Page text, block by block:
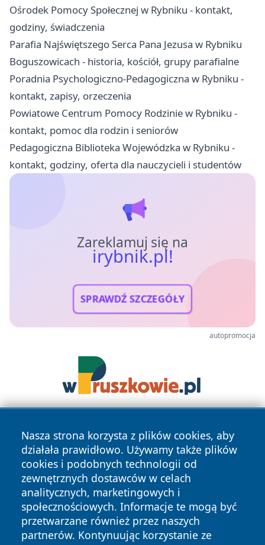
Ośrodek Pomocy Społecznej w Rybniku - kontakt,
godziny, świadczenia
Parafia Najświętszego Serca Pana Jezusa w Rybniku
Boguszowicach - historia, kościół, grupy parafialne
Poradnia Psychologiczno-Pedagogiczna w Rybniku -
kontakt, zapisy, orzeczenia
Powiatowe Centrum Pomocy Rodzinie w Rybniku -
kontakt, pomoc dla rodzin i seniorów
Pedagogiczna Biblioteka Wojewódzka w Rybniku -
kontakt, godziny, oferta dla nauczycieli i studentów
Zareklamuj się na
irybnik.pl!
SPRAWDŹ SZCZEGÓŁY
autopromocja
Nasza strona korzysta z plików cookies, aby
działała prawidłowo. Używamy także plików
cookies i podobnych technologii od
zewnętrznych dostawców w celach
analitycznych, marketingowych i
społecznościowych. Informacje te mogą być
przetwarzane również przez naszych
partnerów. Kontynuując korzystanie ze
Copyright © 2026 irybnik.pl Wszystkie prawa zastrzeżone.
Polityka
Polityka